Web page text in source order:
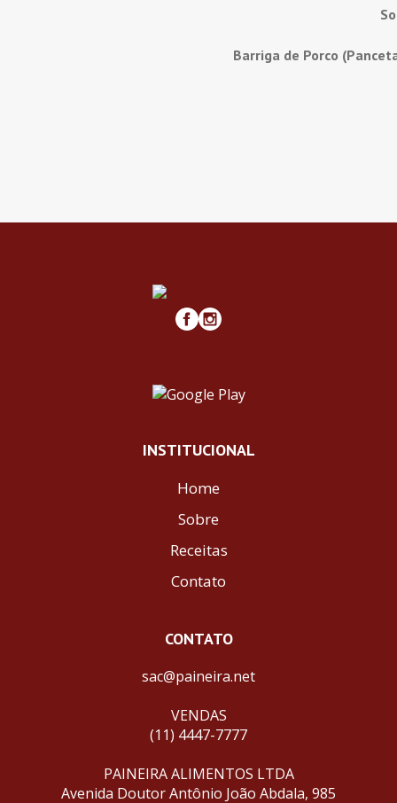
Barriga de Porco
INSTITUCIONAL
Home
Sobre
Receitas
Contato
CONTATO
sac@paineira.net
VENDAS
(11) 4447-7777
PAINEIRA ALIMENTOS LTDA
Avenida Doutor Antônio João Abdala, 985